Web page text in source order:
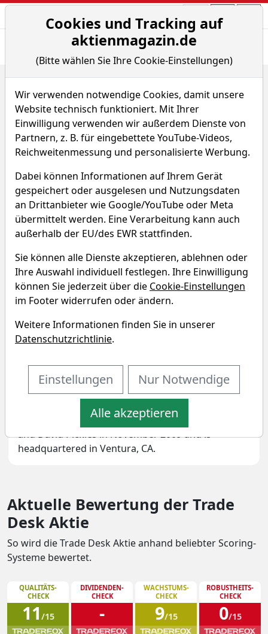
Aktien- und
Home Aktien The Trade Desk Inc.
Trade Desk Aktie
Watchlist TTD WKN A2ARCV
17,692 $ -6,69 %
Echtzeit-Aktienkurs 06.08.2026, 19:59 Uhr
Unternehmensprofil
The Trade Desk, Inc. engages in the provision of a
self-service and cloud-based ad-buying platform. It
operates through the United States and
International geographical segments. The firm
offers omnichannel advertising, audience
targeting, solutions for identity, application
programming interface (API), custom, and
programmatic, measurement and optimization.
The company was founded by Jeffrey Terry Green
and David Pickles in November 2009 and is
headquartered in Ventura, CA.
Aktuelle Bewertung der Trade
Desk Aktie
So wird die Trade Desk Aktie anhand beliebter Scoring-
Systeme bewertet.
QUALITÄTS-
CHECK
11 /15
DIVIDENDEN-
CHECK
-
WACHSTUMS-
CHECK
9/15
ROBUSTHEITS-
CHECK
0/15
Cookies und Tracking auf
aktienmagazin.de
(Bitte wählen Sie Ihre Cookie-Einstellungen)
Wir verwenden notwendige Cookies, damit unsere
Website technisch funktioniert. Mit Ihrer
Einwilligung verwenden wir außerdem Dienste von
Partnern, z. B. für eingebettete YouTube-Videos,
Reichweitenmessung und personalisierte Werbung.
Dabei können Informationen auf Ihrem Gerät
gespeichert oder ausgelesen und Nutzungsdaten
an Drittanbieter wie Google/YouTube oder Meta
übermittelt werden. Eine Verarbeitung kann auch
außerhalb der EU/des EWR stattfinden.
Sie können alle Dienste akzeptieren, ablehnen oder
Ihre Auswahl individuell festlegen. Ihre Einwilligung
können Sie jederzeit über die Cookie-Einstellungen
im Footer widerrufen oder ändern.
Weitere Informationen finden Sie in unserer
Datenschutzrichtlinie.
Einstellungen Nur Notwendige
Alle akzeptieren